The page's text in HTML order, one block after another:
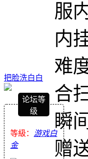
把脸洗白白
论坛等
级
等級： 游戏白
金
服
内
难
合
瞬
赠